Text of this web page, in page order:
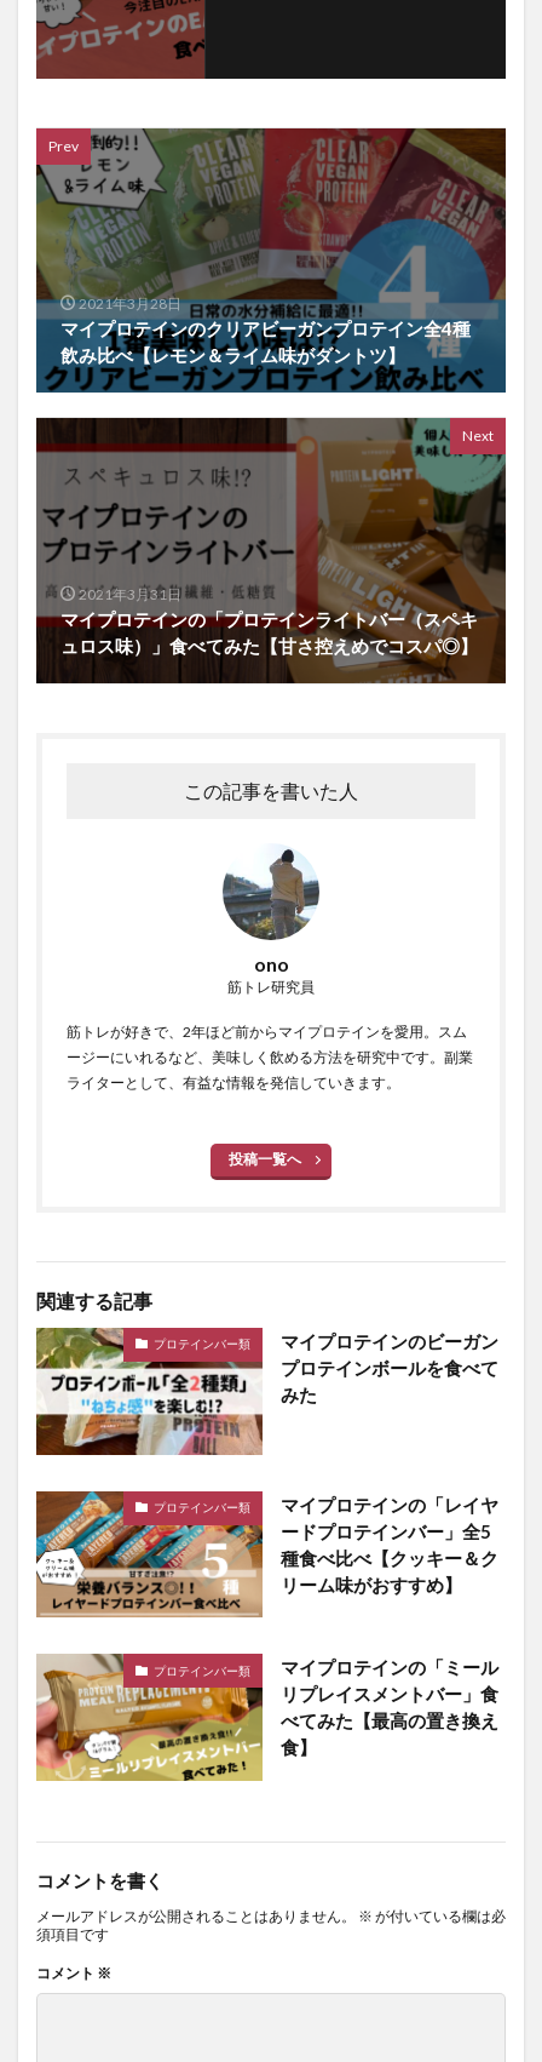
Prev
2021年3月28日
マイプロテインのクリアビーガンプロテイン全4種
飲み比べ【レモン＆ライム味がダントツ】
Next
2021年3月31日
マイプロテインの「プロテインライトバー（スペキ
ュロス味）」食べてみた【甘さ控えめでコスパ◎】
この記事を書いた人
ono
筋トレ研究員
筋トレが好きで、2年ほど前からマイプロテインを愛用。スム
ージーにいれるなど、美味しく飲める方法を研究中です。副業
ライターとして、有益な情報を発信していきます。
投稿一覧へ
関連する記事
プロテインバー類
マイプロテインのビーガン
プロテインボールを食べて
みた
プロテインバー類
マイプロテインの「レイヤ
ードプロテインバー」全5
種食べ比べ【クッキー＆ク
リーム味がおすすめ】
プロテインバー類
マイプロテインの「ミール
リプレイスメントバー」食
べてみた【最高の置き換え
食】
コメントを書く
メールアドレスが公開されることはありません。 ※ が付いている欄は必
須項目です
コメント ※